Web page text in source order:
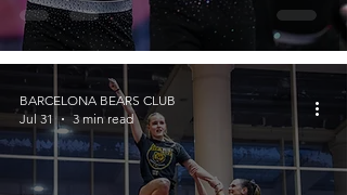
BARCELONA BEARS CLUB
Jul 31
3 min read